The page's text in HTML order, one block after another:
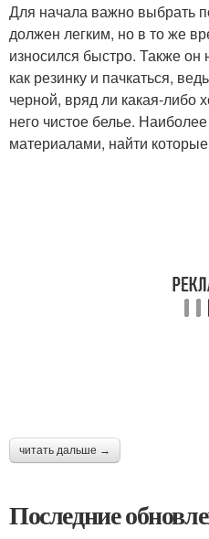
Для начала важно выбрать
должен легким, но в то же
износился быстро. Также он
как резинку и пачкаться,
черной, вряд ли какая-либо
него чистое белье.
материалами, найти
читать дальше →
Последние